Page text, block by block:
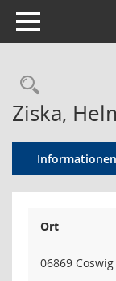
Toggle navigation
Ziska,
Informationen
Ort
06869